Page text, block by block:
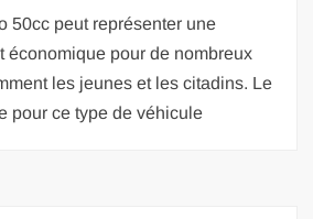
50cc peut représenter une
économique pour de nombreux
les jeunes et les citadins. Le
pour ce type de véhicule